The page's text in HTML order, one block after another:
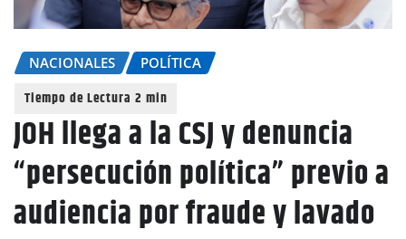
NACIONALES POLÍTICA
JOH llega a la CSJ y denuncia
“persecución política” previo a
audiencia por fraude y lavado